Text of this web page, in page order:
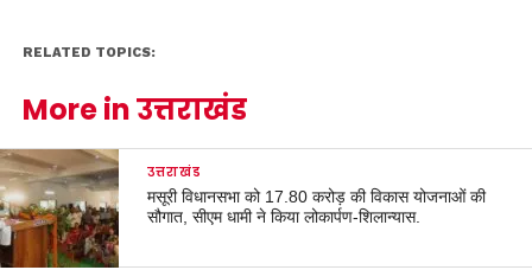
RELATED TOPICS:
More in उत्तराखंड
उत्तराखंड
मसूरी विधानसभा को 17.80 करोड़ की विकास योजनाओं की
सौगात, सीएम धामी ने किया लोकार्पण-शिलान्यास.